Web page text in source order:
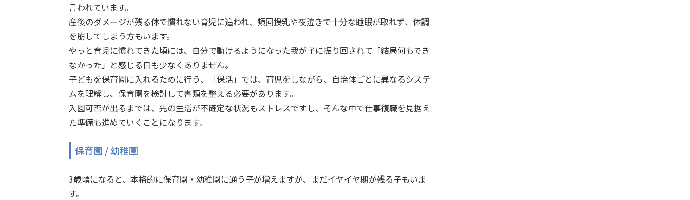
言われています。
産後のダメージが残る体で慣れない育児に追われ、頻回授乳や夜泣きで十分な睡眠が取れず、体調
を崩してしまう方もいます。
やっと育児に慣れてきた頃には、自分で動けるようになった我が子に振り回されて「結局何もでき
なかった」と感じる日も少なくありません。
子どもを保育園に入れるために行う、「保活」では、育児をしながら、自治体ごとに異なるシステ
ムを理解し、保育園を検討して書類を整える必要があります。
入園可否が出るまでは、先の生活が不確定な状況もストレスですし、そんな中で仕事復職を見据え
た準備も進めていくことになります。
保育園 / 幼稚園
3歳頃になると、本格的に保育園・幼稚園に通う子が増えますが、まだイヤイヤ期が残る子もいま
す。